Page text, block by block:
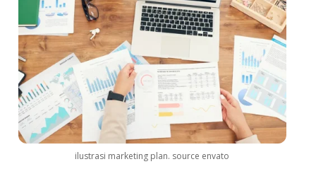
ilustrasi marketing plan. source envato